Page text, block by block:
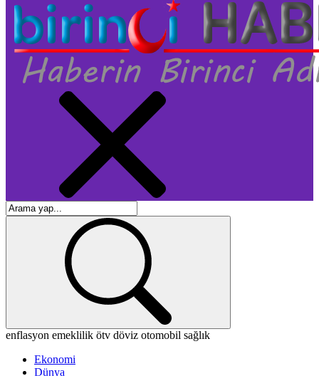
enflasyon emeklilik ötv döviz otomobil sağlık
Ekonomi
Dünya